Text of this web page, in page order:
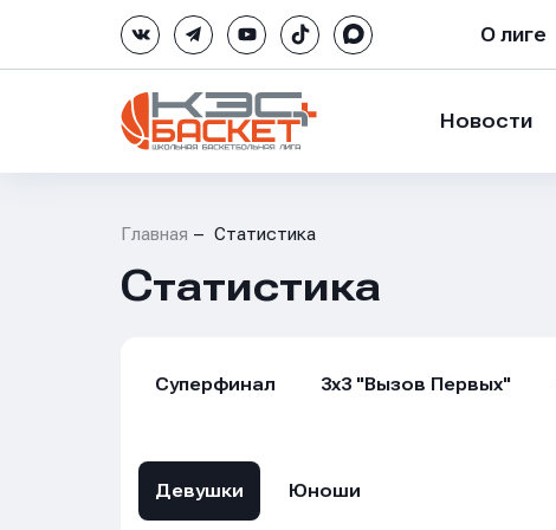
О лиге
Новости
Главная Статистика
Статистика
Суперфинал 3х3 "Вызов Первых"
Девушки Юноши